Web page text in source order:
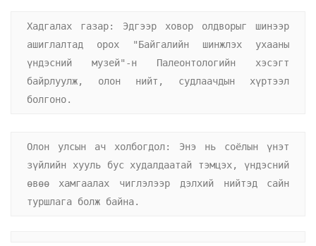
Хадгалах газар: Эдгээр ховор олдворыг шинээр
ашиглалтад орох "Байгалийн шинжлэх ухааны
үндэсний музей"-н Палеонтологийн хэсэгт
байрлуулж, олон нийт, судлаачдын хүртээл
болгоно.
Олон улсын ач холбогдол: Энэ нь соёлын үнэт
зүйлийн хууль бус худалдаатай тэмцэх, үндэсний
өвөө хамгаалах чиглэлээр дэлхий нийтэд сайн
туршлага болж байна.